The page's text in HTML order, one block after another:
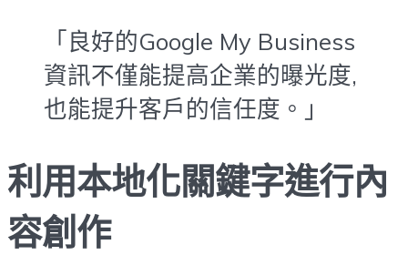
「良好的Google My Business
資訊不僅能提高企業的曝光度,
也能提升客戶的信任度。」
利用本地化關鍵字進行內
容創作